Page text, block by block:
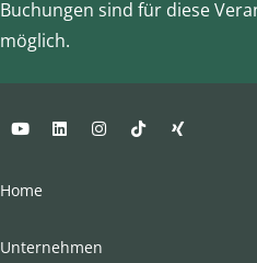
Buchungen sind für diese
möglich.
Home
Unternehmen